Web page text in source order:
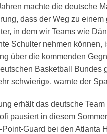
machte die deutsche
dass der Weg zu
in dem wir Teams wie
Schulter nehmen können,
über die kommenden
Basketball Bundes
schwierig», warnte der
erhält das deutsche
pausiert in diesem
Guard bei den Atlanta